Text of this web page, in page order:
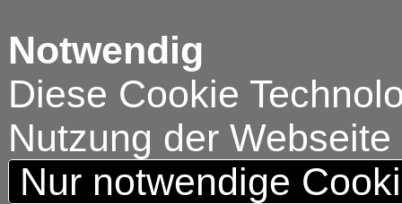
Notwendig
Diese Cookie
Nutzung der
Nur notwendige